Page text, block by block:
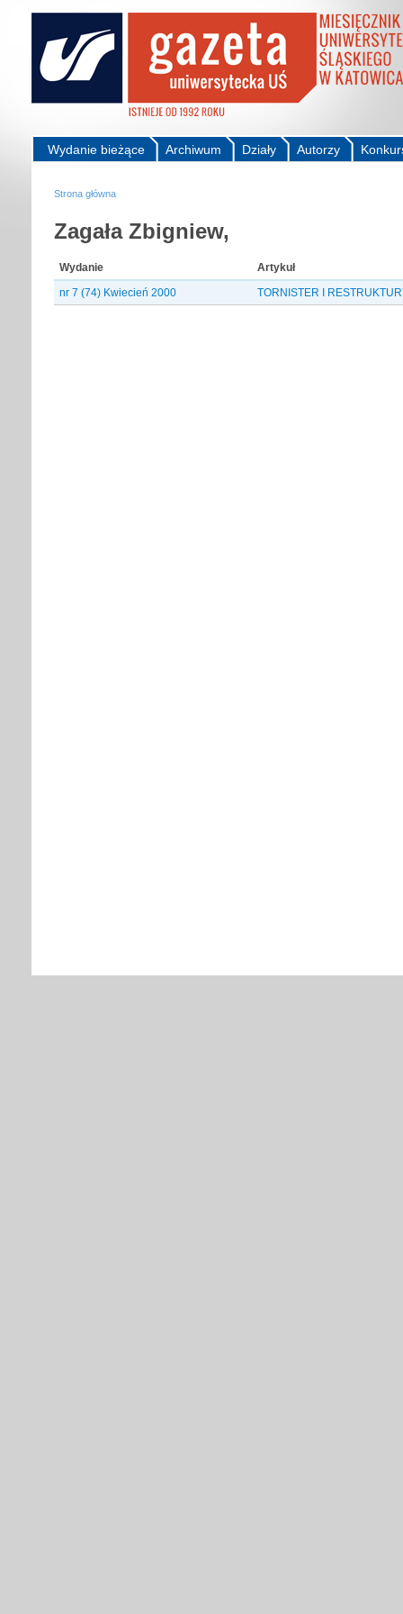
Autorzy
Działy
Archiwum
Wydanie bieżące
Strona główna
Zagała Zbigniew,
Wydanie
Artykuł
nr 7 (74) Kwiecień 2000
TORNISTER I